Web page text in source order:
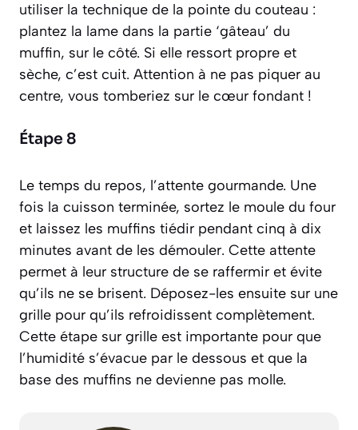
utiliser la technique de la pointe du couteau :
plantez la lame dans la partie ‘gâteau’ du
muffin, sur le côté. Si elle ressort propre et
sèche, c’est cuit. Attention à ne pas piquer au
centre, vous tomberiez sur le cœur fondant !
Étape 8
Le temps du repos, l’attente gourmande. Une
fois la cuisson terminée, sortez le moule du four
et laissez les muffins tiédir pendant cinq à dix
minutes avant de les démouler. Cette attente
permet à leur structure de se raffermir et évite
qu’ils ne se brisent. Déposez-les ensuite sur une
grille pour qu’ils refroidissent complètement.
Cette étape sur grille est importante pour que
l’humidité s’évacue par le dessous et que la
base des muffins ne devienne pas molle.